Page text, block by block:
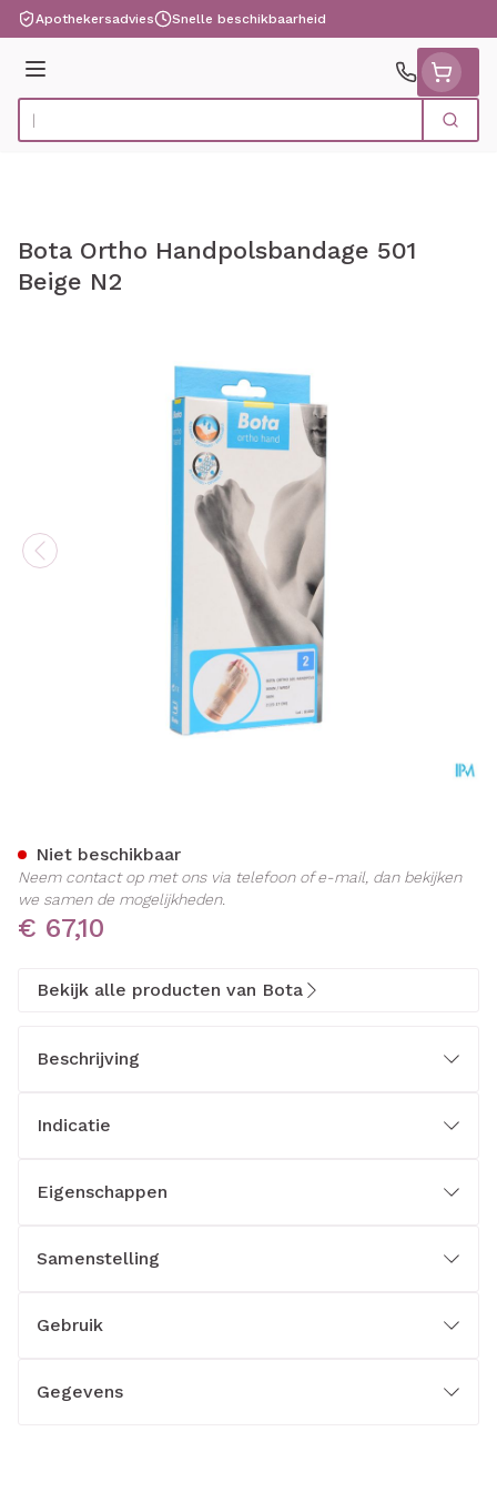
Ga naar de inhoud
Apothekersadvies Snelle beschikbaarheid
Menu
Product, merk, categorie... Zoek
Bota Ortho Handpolsbandage 501
Beige N2
€ 67,10
Niet beschikbaar
Neem contact op met ons via telefoon of e-mail, dan bekijken
we samen de mogelijkheden.
Bekijk alle producten van Bota
Beschrijving
Indicatie
Eigenschappen
Samenstelling
Gebruik
Gegevens